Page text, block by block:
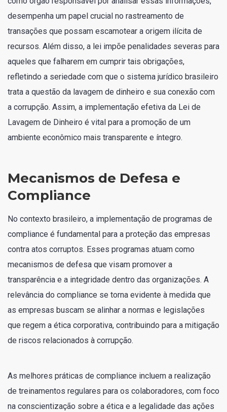
desempenha um papel crucial no rastreamento de
transações que possam escamotear a origem ilícita de
recursos. Além disso, a lei impõe penalidades severas para
aqueles que falharem em cumprir tais obrigações,
refletindo a seriedade com que o sistema jurídico brasileiro
trata a questão da lavagem de dinheiro e sua conexão com
a corrupção. Assim, a implementação efetiva da Lei de
Lavagem de Dinheiro é vital para a promoção de um
ambiente econômico mais transparente e íntegro.
Mecanismos de Defesa e
Compliance
No contexto brasileiro, a implementação de programas de
compliance é fundamental para a proteção das empresas
contra atos corruptos. Esses programas atuam como
mecanismos de defesa que visam promover a
transparência e a integridade dentro das organizações. A
relevância do compliance se torna evidente à medida que
as empresas buscam se alinhar a normas e legislações
que regem a ética corporativa, contribuindo para a mitigação
de riscos relacionados à corrupção.
As melhores práticas de compliance incluem a realização
de treinamentos regulares para os colaboradores, com foco
na conscientização sobre a ética e a legalidade das ações